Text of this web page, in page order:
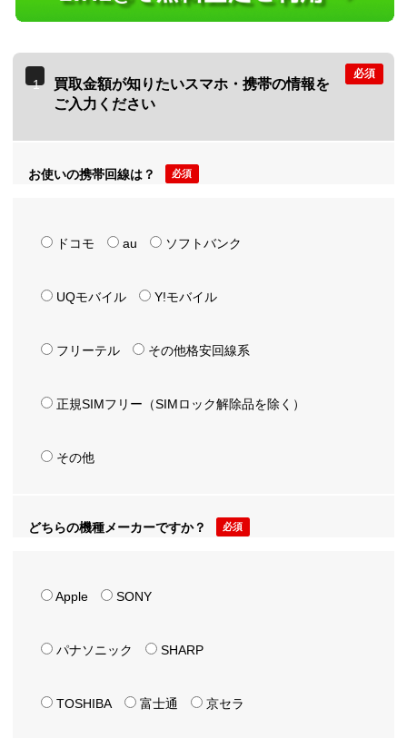
1
買取金額が知りたいスマホ・携帯の情報を
ご入力ください
必須
お使いの携帯回線は？ 必須
ドコモ au ソフトバンク
UQモバイル Y!モバイル
フリーテル その他格安回線系
正規SIMフリー（SIMロック解除品を除く）
その他
どちらの機種メーカーですか？ 必須
Apple SONY
パナソニック SHARP
TOSHIBA 富士通 京セラ